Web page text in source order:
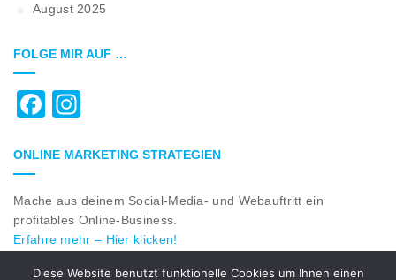
August 2025
FOLGE MIR AUF …
Facebook
ONLINE MARKETING STRATEGIEN
Mache aus deinem Social-Media- und Webauftritt ein
profitables Online-Business.
Erfahre mehr – Hier klicken!
Diese Website benutzt funktionelle Cookies um Ihnen einen